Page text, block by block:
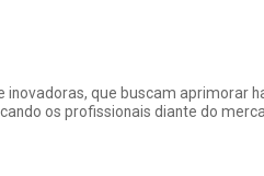
inovadoras, que buscam
os profissionais diante do